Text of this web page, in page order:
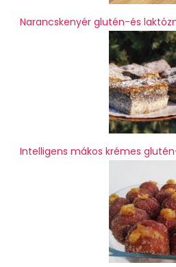
Narancskenyér glutén-és
Intelligens mákos krémes